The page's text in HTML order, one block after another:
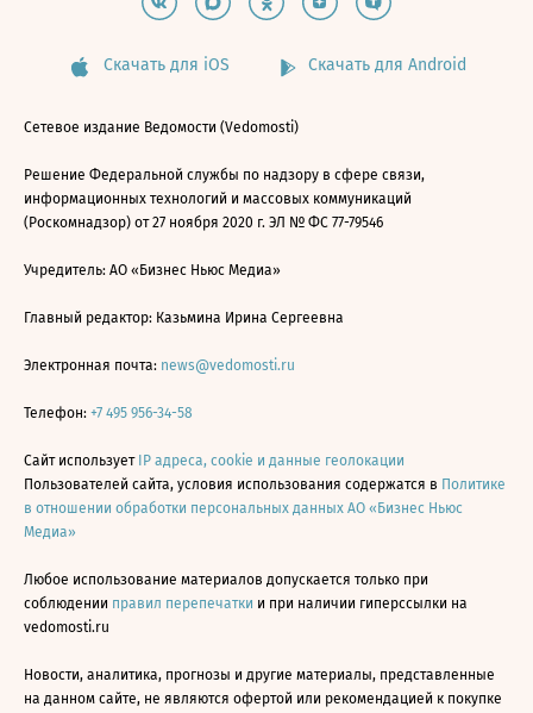
Скачать для iOS Скачать для Android
Сетевое издание Ведомости (Vedomosti)
Решение Федеральной службы по надзору в сфере связи,
информационных технологий и массовых коммуникаций
(Роскомнадзор) от 27 ноября 2020 г. ЭЛ № ФС 77-79546
Учредитель: АО «Бизнес Ньюс Медиа»
Главный редактор: Казьмина Ирина Сергеевна
Электронная почта: news@vedomosti.ru
Телефон: +7 495 956-34-58
Сайт использует IP адреса, cookie и данные геолокации
Пользователей сайта, условия использования содержатся в Политике
в отношении обработки персональных данных АО «Бизнес Ньюс
Медиа»
Любое использование материалов допускается только при
соблюдении правил перепечатки и при наличии гиперссылки на
vedomosti.ru
Новости, аналитика, прогнозы и другие материалы, представленные
на данном сайте, не являются офертой или рекомендацией к покупке